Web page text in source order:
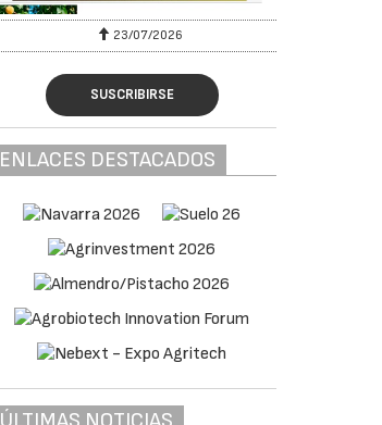
23/07/2026
SUSCRIBIRSE
ENLACES DESTACADOS